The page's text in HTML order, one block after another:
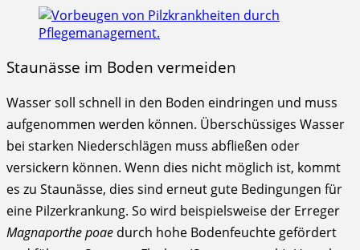
Staunässe im Boden vermeiden
Wasser soll schnell in den Boden eindringen und muss
aufgenommen werden können. Überschüssiges Wasser
bei starken Niederschlägen muss abfließen oder
versickern können. Wenn dies nicht möglich ist, kommt
es zu Staunässe, dies sind erneut gute Bedingungen für
eine Pilzerkrankung. So wird beispielsweise der Erreger
Magnaporthe poae durch hohe Bodenfeuchte gefördert